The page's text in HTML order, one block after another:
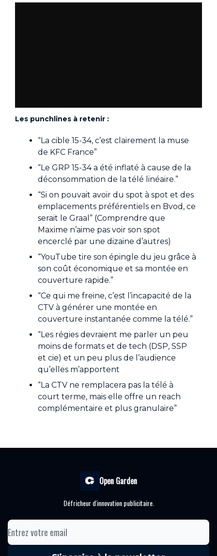
Les punchlines à retenir :
“La cible 15-34, c’est clairement la muse
de KFC France”
“Le GRP 15-34 a été inflaté à cause de la
déconsommation de la télé linéaire.”
“Si on pouvait avoir du spot à spot et des
emplacements préférentiels en Bvod, ce
serait le Graal” (Comprendre que
Maxime n’aime pas voir son spot
encerclé par une dizaine d’autres)
“YouTube tire son épingle du jeu grâce à
son coût économique et sa montée en
couverture rapide.”
“Ce qui me freine, c’est l’incapacité de la
CTV à générer une montée en
couverture instantanée comme la télé.”
“Les régies devraient me parler un peu
moins de formats et de tech (DSP, SSP
et cie) et un peu plus de l’audience
qu’elles m’apportent
“La CTV ne remplacera pas la télé à
court terme, mais elle offre un reach
complémentaire et plus granulaire”
Open Garden
Défricheur d'innovation publicitaire.